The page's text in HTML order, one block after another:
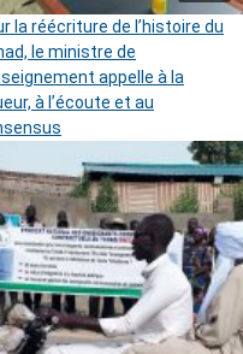
la réécriture de l’histoire du
le ministre de
appelle à la
à l’écoute et au